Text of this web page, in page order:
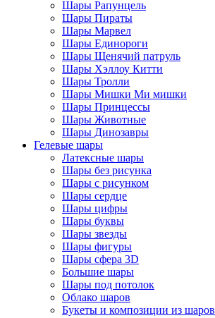
Шары Рапунцель
Шары Пираты
Шары Марвел
Шары Единороги
Шары Щенячий патруль
Шары Хэллоу Китти
Шары Тролли
Шары Мишки Ми мишки
Шары Принцессы
Шары Животные
Шары Динозавры
Гелевые шары
Латексные шары
Шары без рисунка
Шары с рисунком
Шары сердце
Шары цифры
Шары буквы
Шары звезды
Шары фигуры
Шары сфера 3D
Большие шары
Шары под потолок
Облако шаров
Букеты и композиции из шаров